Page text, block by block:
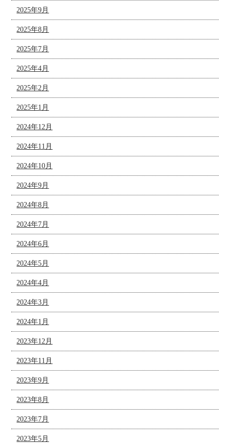
2025年9月
2025年8月
2025年7月
2025年4月
2025年2月
2025年1月
2024年12月
2024年11月
2024年10月
2024年9月
2024年8月
2024年7月
2024年6月
2024年5月
2024年4月
2024年3月
2024年1月
2023年12月
2023年11月
2023年9月
2023年8月
2023年7月
2023年5月